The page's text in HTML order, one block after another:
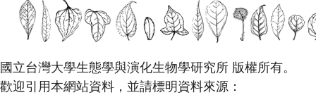
國立台灣大學生態學與演化生物學研究所 版權所有。
歡迎引用本網站資料，並請標明資料來源：